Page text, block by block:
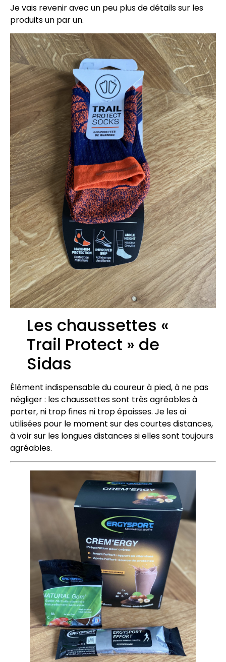
Je vais revenir avec un peu plus de détails sur les
produits un par un.
Les chaussettes «
Trail Protect » de
Sidas
Élément indispensable du coureur à pied, à ne pas
négliger : les chaussettes sont très agréables à
porter, ni trop fines ni trop épaisses. Je les ai
utilisées pour le moment sur des courtes distances,
à voir sur les longues distances si elles sont toujours
agréables.